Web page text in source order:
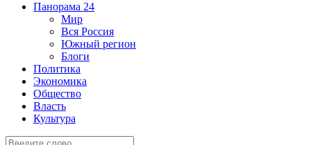
Панорама 24
Мир
Вся Россия
Южный регион
Блоги
Политика
Экономика
Общество
Власть
Культура